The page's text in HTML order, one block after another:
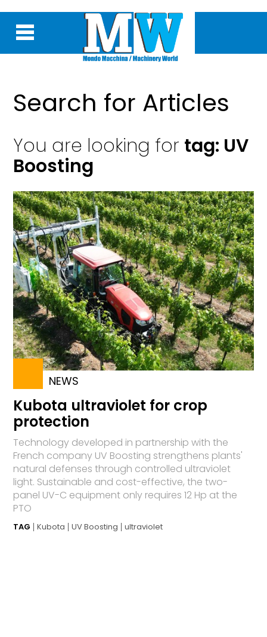
Search for Articles
You are looking for tag: UV
Boosting
NEWS
Kubota ultraviolet for crop
protection
Technology developed in partnership with the
French company UV Boosting strengthens plants'
natural defenses through controlled ultraviolet
light. Sustainable and cost-effective, the two-
panel UV-C equipment only requires 12 Hp at the
PTO
TAG Kubota UV Boosting ultraviolet